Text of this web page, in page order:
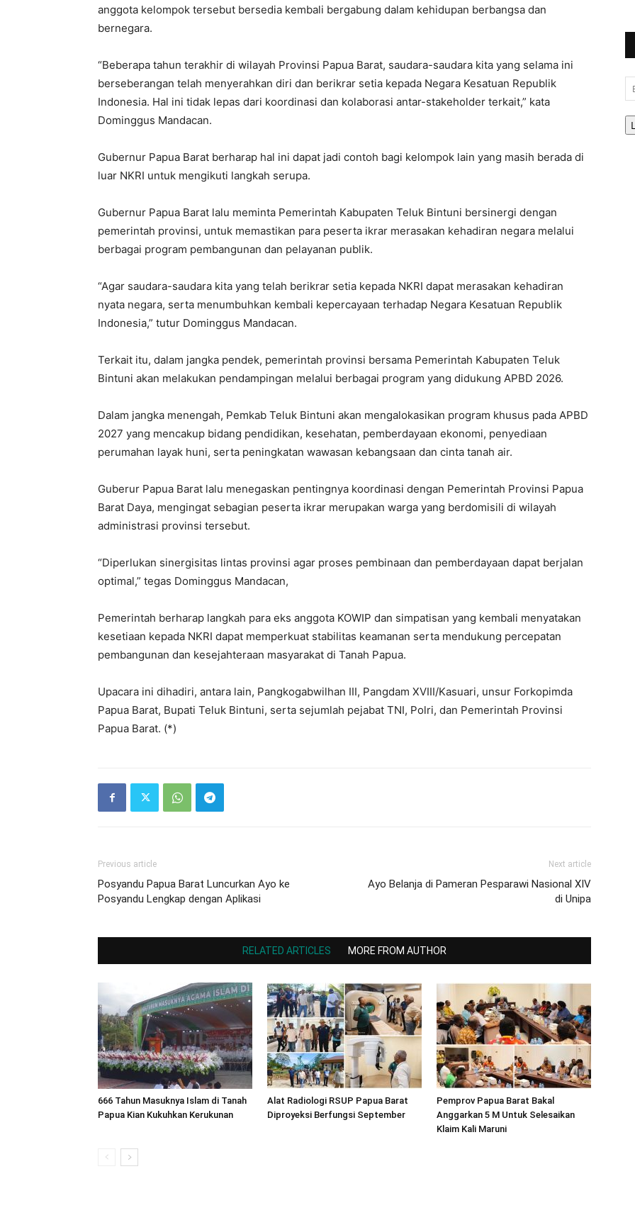
anggota kelompok tersebut bersedia kembali bergabung dalam kehidupan berbangsa dan
bernegara.
“Beberapa tahun terakhir di wilayah Provinsi Papua Barat, saudara-saudara kita yang selama ini
berseberangan telah menyerahkan diri dan berikrar setia kepada Negara Kesatuan Republik
Indonesia. Hal ini tidak lepas dari koordinasi dan kolaborasi antar-stakeholder terkait,” kata
Dominggus Mandacan.
Gubernur Papua Barat berharap hal ini dapat jadi contoh bagi kelompok lain yang masih berada di
luar NKRI untuk mengikuti langkah serupa.
Gubernur Papua Barat lalu meminta Pemerintah Kabupaten Teluk Bintuni bersinergi dengan
pemerintah provinsi, untuk memastikan para peserta ikrar merasakan kehadiran negara melalui
berbagai program pembangunan dan pelayanan publik.
“Agar saudara-saudara kita yang telah berikrar setia kepada NKRI dapat merasakan kehadiran
nyata negara, serta menumbuhkan kembali kepercayaan terhadap Negara Kesatuan Republik
Indonesia,” tutur Dominggus Mandacan.
Terkait itu, dalam jangka pendek, pemerintah provinsi bersama Pemerintah Kabupaten Teluk
Bintuni akan melakukan pendampingan melalui berbagai program yang didukung APBD 2026.
Dalam jangka menengah, Pemkab Teluk Bintuni akan mengalokasikan program khusus pada APBD
2027 yang mencakup bidang pendidikan, kesehatan, pemberdayaan ekonomi, penyediaan
perumahan layak huni, serta peningkatan wawasan kebangsaan dan cinta tanah air.
Guberur Papua Barat lalu menegaskan pentingnya koordinasi dengan Pemerintah Provinsi Papua
Barat Daya, mengingat sebagian peserta ikrar merupakan warga yang berdomisili di wilayah
administrasi provinsi tersebut.
“Diperlukan sinergisitas lintas provinsi agar proses pembinaan dan pemberdayaan dapat berjalan
optimal,” tegas Dominggus Mandacan,
Pemerintah berharap langkah para eks anggota KOWIP dan simpatisan yang kembali menyatakan
kesetiaan kepada NKRI dapat memperkuat stabilitas keamanan serta mendukung percepatan
pembangunan dan kesejahteraan masyarakat di Tanah Papua.
Upacara ini dihadiri, antara lain, Pangkogabwilhan III, Pangdam XVIII/Kasuari, unsur Forkopimda
Papua Barat, Bupati Teluk Bintuni, serta sejumlah pejabat TNI, Polri, dan Pemerintah Provinsi
Papua Barat. (*)
Previous article
Posyandu Papua Barat Luncurkan Ayo ke
Posyandu Lengkap dengan Aplikasi
Next article
Ayo Belanja di Pameran Pesparawi Nasional XIV
di Unipa
RELATED ARTICLES MORE FROM AUTHOR
666 Tahun Masuknya Islam di Tanah
Papua Kian Kukuhkan Kerukunan
Alat Radiologi RSUP Papua Barat
Diproyeksi Berfungsi September
Pemprov Papua Barat Bakal
Anggarkan 5 M Untuk Selesaikan
Klaim Kali Maruni